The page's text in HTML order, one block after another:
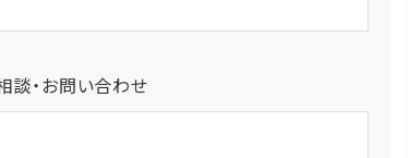
談・お問い合わせ